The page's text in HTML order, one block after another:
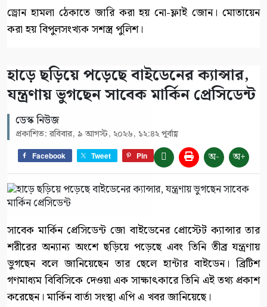
ড্রোন হামলা ঠেকাতে জারি করা হয় নো-ফ্লাই জোন। মোতায়েন
করা হয় বিপুলসংখ্যক সশস্ত্র পুলিশ।
হাড়ে ছড়িয়ে পড়েছে বাইডেনের ক্যান্সার,
যন্ত্রণায় ভুগছেন সাবেক মার্কিন প্রেসিডেন্ট
ডেস্ক নিউজ
প্রকাশিত: রবিবার, ৯ আগস্ট, ২০২৬, ১২:৪২ পূর্বাহ্ণ
Facebook Tweet Pin অ- অ+
সাবেক মার্কিন প্রেসিডেন্ট জো বাইডেনের প্রোস্টেট ক্যান্সার তার
শরীরের অন্যান্য অংশে ছড়িয়ে পড়েছে এবং তিনি তীব্র যন্ত্রণায়
ভুগছেন বলে জানিয়েছেন তার ছেলে হান্টার বাইডেন। ব্রিটিশ
গণমাধ্যম বিবিসিকে দেওয়া এক সাক্ষাৎকারে তিনি এই তথ্য প্রকাশ
করেছেন। মার্কিন বার্তা সংস্থা এপি এ খবর জানিয়েছে।